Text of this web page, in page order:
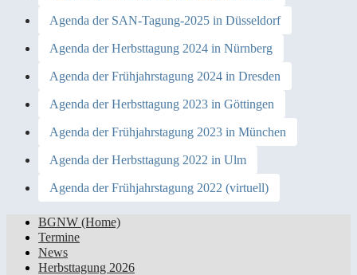
Agenda der SAN-Tagung-2025 in Düsseldorf
Agenda der Herbsttagung 2024 in Nürnberg
Agenda der Frühjahrstagung 2024 in Dresden
Agenda der Herbsttagung 2023 in Göttingen
Agenda der Frühjahrstagung 2023 in München
Agenda der Herbsttagung 2022 in Ulm
Agenda der Frühjahrstagung 2022 (virtuell)
Informationsaustausch für
Administratoren und Anwender
BGNW (Home)
Termine
News
Herbsttagung 2026